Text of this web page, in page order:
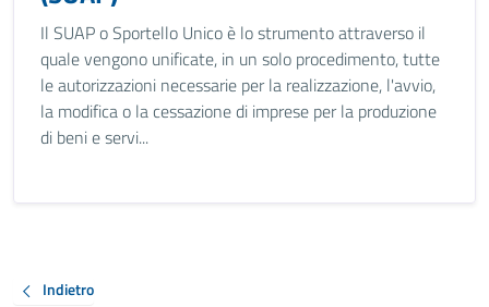
Il SUAP o Sportello Unico è lo strumento attraverso il
quale vengono unificate, in un solo procedimento, tutte
le autorizzazioni necessarie per la realizzazione, l'avvio,
la modifica o la cessazione di imprese per la produzione
di beni e servi...
Indietro